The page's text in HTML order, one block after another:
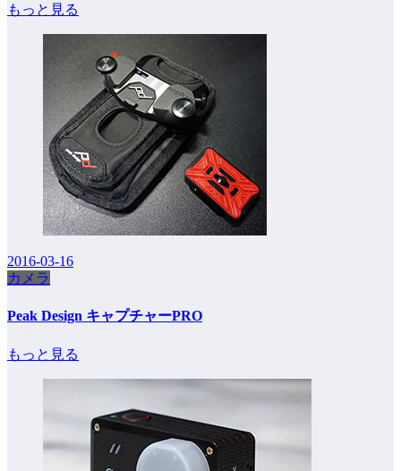
もっと見る
2016-03-16
カメラ
Peak Design キャプチャーPRO
もっと見る